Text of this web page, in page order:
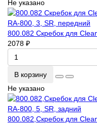
Не указано
800.082 Скребок для
2078 ₽
В корзину
Не указано
800.082,Скребок для